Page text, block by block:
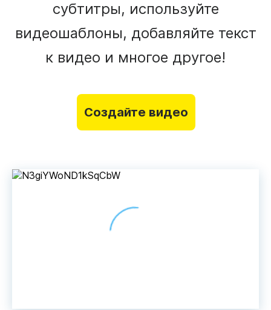
субтитры, используйте
видеошаблоны, добавляйте текст
к видео и многое другое!
Создайте видео